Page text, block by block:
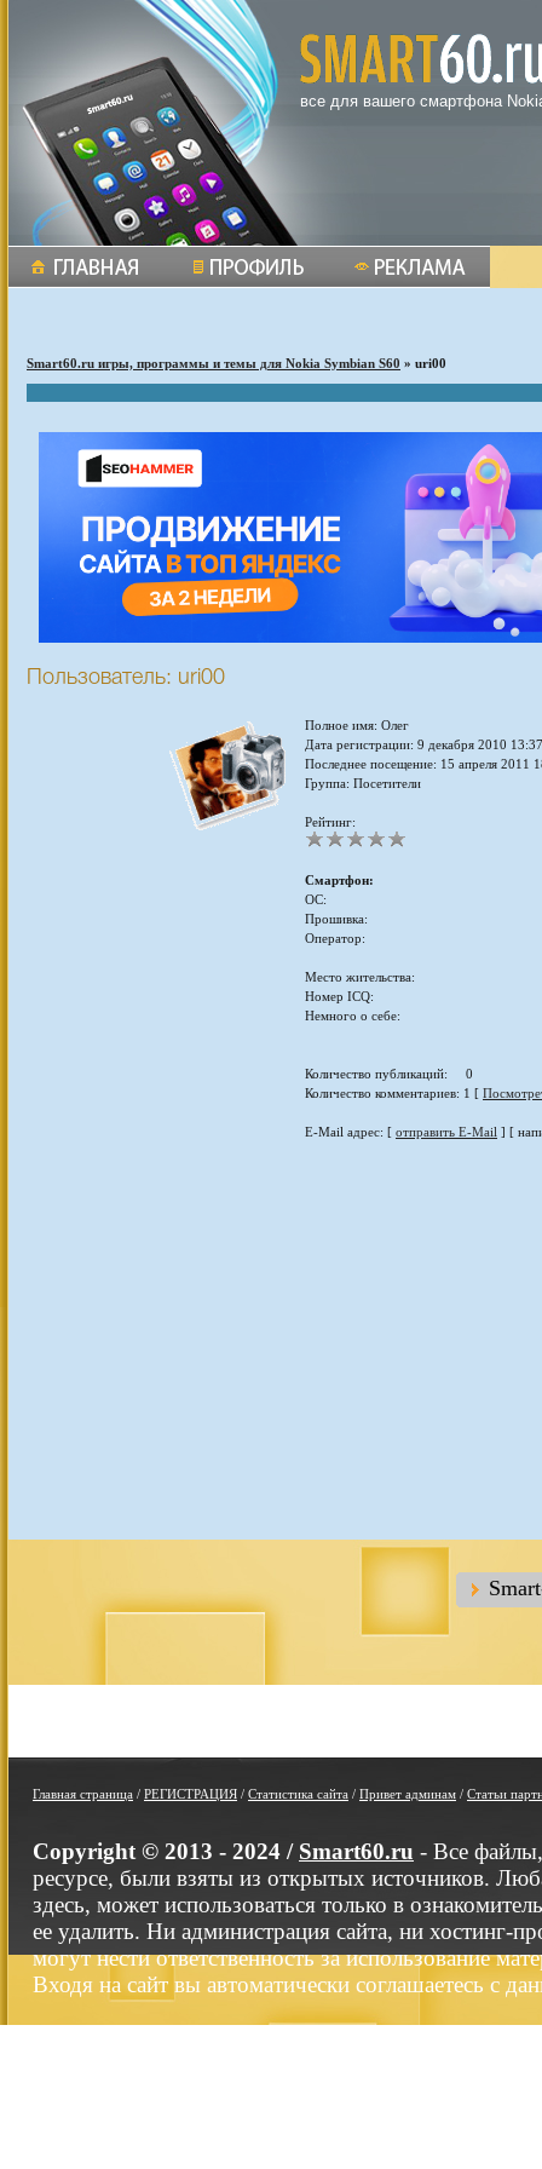
все для вашего смартфона
Smart60.ru игры, программы и темы для Nokia Symbian S60 » uri00
Пользователь: uri00
Полное имя: Олег
Дата регистрации: 9 декабря 2010 13:37
Последнее посещение: 15 апреля 2011
Группа: Посетители
Рейтинг:
Смартфон:
ОС:
Прошивка:
Оператор:
Место жительства:
Номер ICQ:
Немного о себе:
Количество публикаций: 0
Количество комментариев: 1 [
E-Mail адрес: [ отправить E-Mail ] [
Главная страница / РЕГИСТРАЦИЯ / Статистика сайта / Привет админам / Статьи
Copyright © 2013 - 2024 / Smart60.ru - Все
ресурсе, были взяты из открытых источников.
здесь, может использоваться только в
ее удалить. Ни администрация сайта, ни хостинг-
могут нести ответственность за использование
Входя на сайт вы автоматически соглашаетесь с